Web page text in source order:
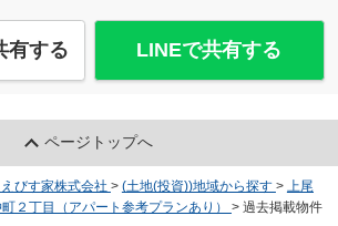
有する LINEで共有する
ページトップへ
びす家株式会社 > (土地(投資))地域から探す > 上尾
２丁目（アパート参考プランあり） > 過去掲載物件